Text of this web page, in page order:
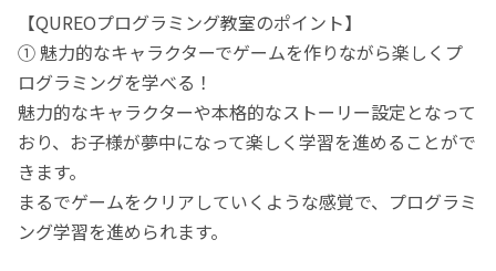
【QUREOプログラミング教室のポイント】
① 魅力的なキャラクターでゲームを作りながら楽しくプ
ログラミングを学べる！
魅力的なキャラクターや本格的なストーリー設定となって
おり、お子様が夢中になって楽しく学習を進めることがで
きます。
まるでゲームをクリアしていくような感覚で、プログラミ
ング学習を進められます。